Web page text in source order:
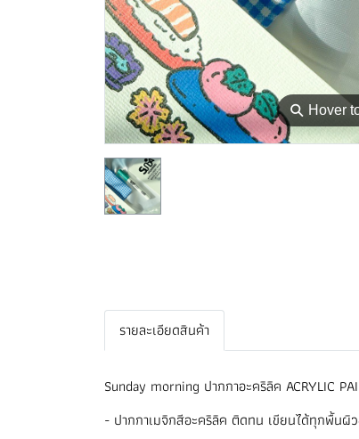
⚲ Hover
รายละเอียดสินค้า
Sunday morning ปากกาอะคริลิค ACRYLIC
- ปากกาเมจิกสีอะคริลิค ติดทน เขียนได้ทุกพื้นผิ